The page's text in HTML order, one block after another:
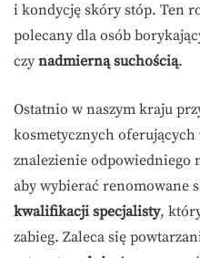
i kondycję skóry stóp. Ten
polecany dla osób
czy nadmierną suchością.
Ostatnio w naszym kraju
kosmetycznych oferujących
znalezienie odpowiedniego
aby wybierać renomowane
kwalifikacji specjalisty,
zabieg. Zaleca się